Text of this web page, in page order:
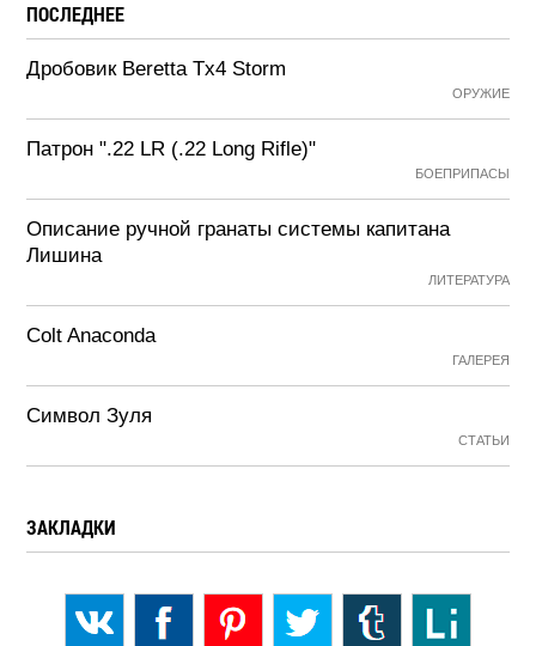
ПОСЛЕДНЕЕ
Дробовик Beretta Tx4 Storm
ОРУЖИЕ
Патрон ".22 LR (.22 Long Rifle)"
БОЕПРИПАСЫ
Описание ручной гранаты системы капитана
Лишина
ЛИТЕРАТУРА
Colt Anaconda
ГАЛЕРЕЯ
Символ Зуля
СТАТЬИ
ЗАКЛАДКИ